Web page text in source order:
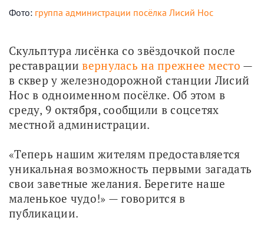
Фото: группа администрации посёлка Лисий Нос
Скульптура лисёнка со звёздочкой после
реставрации вернулась на прежнее место —
в сквер у железнодорожной станции Лисий
Нос в одноименном посёлке. Об этом в
среду, 9 октября, сообщили в соцсетях
местной администрации.
«Теперь нашим жителям предоставляется
уникальная возможность первыми загадать
свои заветные желания. Берегите наше
маленькое чудо!» — говорится в
публикации.